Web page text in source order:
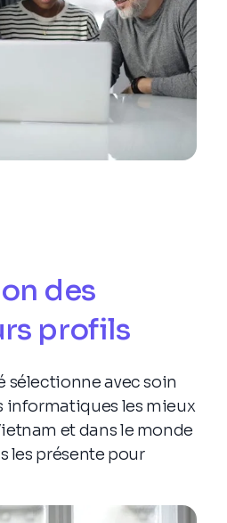
des techniques
moteurs de recherche
la visibilité en ligne
de marketing par e-
données clients
les indicateurs de
à jour et des
un support
2
réduire la fréquence
des
profils
sélectionne avec soin
informatiques les mieux
et dans le monde
les présente pour